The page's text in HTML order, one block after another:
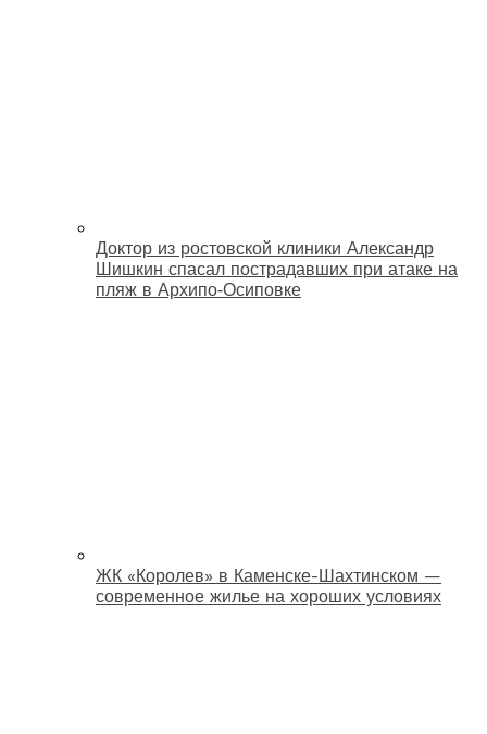
Доктор из ростовской клиники Александр
Шишкин спасал пострадавших при атаке на
пляж в Архипо‑Осиповке
ЖК «Королев» в Каменске-Шахтинском —
современное жилье на хороших условиях